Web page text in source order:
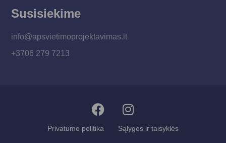
Susisiekime
info@apsvietimoprojektavimas.lt
+3706 279 7213
Privatumo politika Sąlygos ir taisyklės